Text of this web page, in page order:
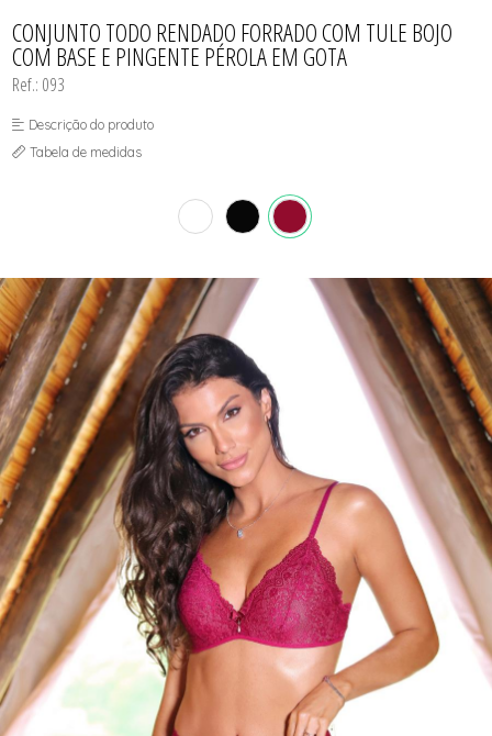
MATERNIDADE
SEM COSTURA
TOP
CONJUNTO TODO RENDADO FORRADO COM TULE BOJO
COM BASE E PINGENTE PÉROLA EM GOTA
Ref.: 093
Descrição do produto
Tabela de medidas